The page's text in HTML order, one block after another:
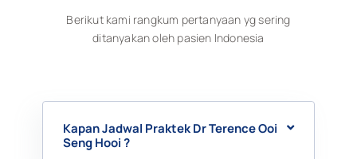
Berikut kami rangkum pertanyaan yg sering
ditanyakan oleh pasien Indonesia
Kapan Jadwal Praktek Dr Terence Ooi
Seng Hooi ?